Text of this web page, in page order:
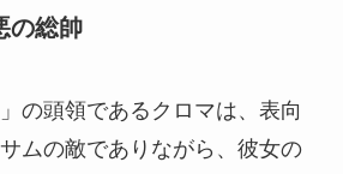
の総帥
の頭領であるクロマは、表向
ムの敵でありながら、彼女の